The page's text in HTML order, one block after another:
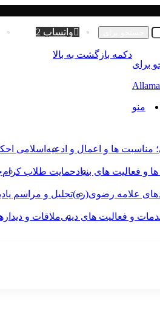
واتس آپ واتساپ 2 ورود
برای
منو
مناسبت ها و اعمال و ادعیه اسلامی
ها و فعالیت های بنیادحمایت طلاب کرام
علامه رضوی(ره)تجلیل و مراسم
و فعالیت های دینیملاقات و
دکمه بازگشت به بالا